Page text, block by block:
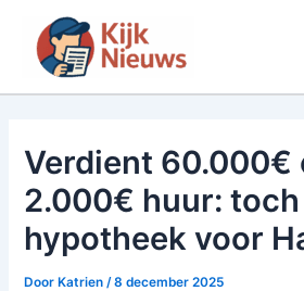
inhoud
Verdient 60.000€
2.000€ huur: toch
hypotheek voor
Door Katrien/8 december 2025